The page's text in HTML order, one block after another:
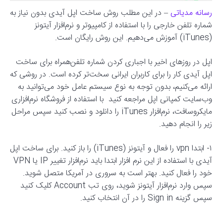
رسانه مدیاتی – در این مطلب روش ساخت اپل آیدی بدون نیاز به
شماره تلفن خارجی را با استفاده از کامپیوتر و نرم‌افزار آیتونز
(iTunes) آموزش می‌دهیم. این روش رایگان است.
اپل در روزهای اخیر با اجباری کردن شماره تلفن‌همراه برای ساخت
اپل آیدی کار را برای کاربران ایرانی سخت‌تر کرده است. در روشی که
ارائه می‌کنیم، بدون توجه به نوع سیستم عامل خود می‌توانید به
وب‌سایت کمپانی اپل مراجعه کنید با استفاده از فروشگاه نرم‌افزاری
مایکروسافت، نرم‌افزار iTunes را دانلود و نصب کنید سپس مراحل
زیر را انجام دهید.
۱- ابتدا vpn را فعال و آیتونز (iTunes) را باز کنید. برای ساخت اپل
آیدی با استفاده از این نرم افزار ابتدا باید نرم‌افزار تغییر IP یا VPN
خود را فعال کنید. بهتر است به سروری در آمریکا متصل شوید.
سپس وارد نرم‌افزار آیتونز شوید، روی تب Account کلیک کنید
سپس گزینه Sign in را در آن انتخاب کنید.